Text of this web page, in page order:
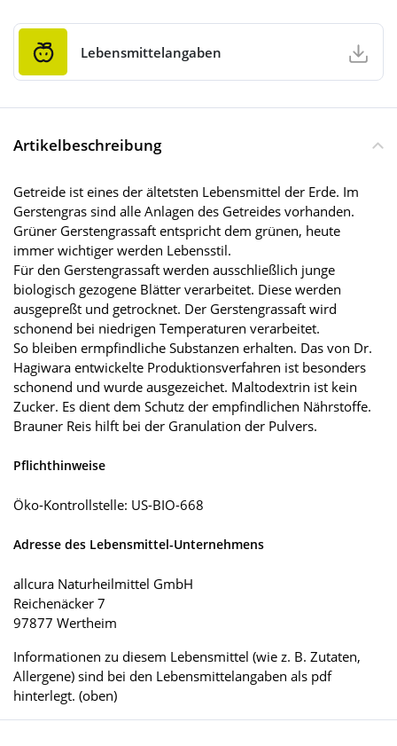
Lebensmittelangaben
Artikelbeschreibung
Getreide ist eines der ältetsten Lebensmittel der Erde. Im
Gerstengras sind alle Anlagen des Getreides vorhanden.
Grüner Gerstengrassaft entspricht dem grünen, heute
immer wichtiger werden Lebensstil.
Für den Gerstengrassaft werden ausschließlich junge
biologisch gezogene Blätter verarbeitet. Diese werden
ausgepreßt und getrocknet. Der Gerstengrassaft wird
schonend bei niedrigen Temperaturen verarbeitet.
So bleiben ermpfindliche Substanzen erhalten. Das von Dr.
Hagiwara entwickelte Produktionsverfahren ist besonders
schonend und wurde ausgezeichet. Maltodextrin ist kein
Zucker. Es dient dem Schutz der empfindlichen Nährstoffe.
Brauner Reis hilft bei der Granulation der Pulvers.
Pflichthinweise
Öko-Kontrollstelle: US-BIO-668
Adresse des Lebensmittel-Unternehmens
allcura Naturheilmittel GmbH
Reichenäcker 7
97877 Wertheim
Informationen zu diesem Lebensmittel (wie z. B. Zutaten,
Allergene) sind bei den Lebensmittelangaben als pdf
hinterlegt. (oben)